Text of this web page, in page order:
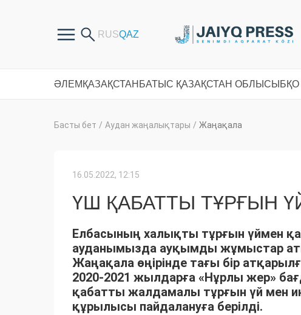
ӘЛЕМ ҚАЗАҚСТАН БАТЫС ҚАЗАҚСТАН ОБЛЫСЫ
Басты бет / Аудан жаңалықтары / Жаңақала
16.05.2022, 12:15
ҮШ ҚАБАТТЫ ТҰРҒЫН
Елбасының халықты тұрғын үймен
ауданымызда ауқымды жұмыстар
Жаңақала өңірінде тағы бір
2020-2021 жылдарға «Нұрлы жер»
қабатты жалдамалы тұрғын үй мен
құрылысы пайдалануға берілді.